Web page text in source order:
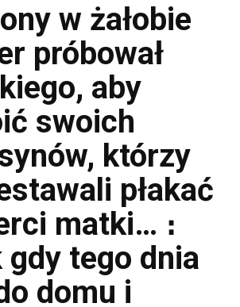
w żałobie
próbował
aby
swoich
którzy
płakać
matki… ։
gdy tego dnia
domu i